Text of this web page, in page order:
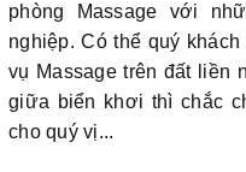
phòng Massage với
nghiệp. Có thể quý
vụ Massage trên đất liền
giữa biển khơi thì chắc
cho quý vị...